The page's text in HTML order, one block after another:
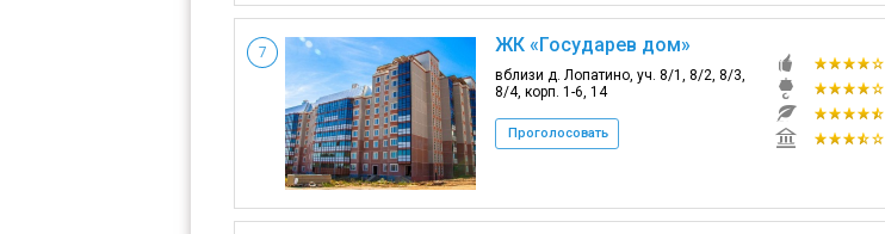
7 ЖК «Государев дом»
вблизи д. Лопатино, уч. 8/1, 8/2, 8/3,
8/4, корп. 1-6, 14
Проголосовать